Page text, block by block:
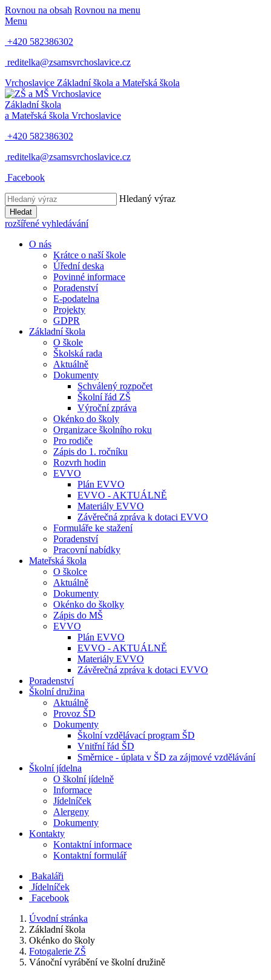
Rovnou na obsah Rovnou na menu
Menu
+420 582386302
reditelka@zsamsvrchoslavice.cz
Vrchoslavice Základní škola a Mateřská škola
Základní škola
a Mateřská škola Vrchoslavice
+420 582386302
reditelka@zsamsvrchoslavice.cz
Facebook
Hledaný výraz
Hledat
rozšířené vyhledávání
O nás
Krátce o naší škole
Úřední deska
Povinné informace
Poradenství
E-podatelna
Projekty
GDPR
Základní škola
O škole
Školská rada
Aktuálně
Dokumenty
Schválený rozpočet
Školní řád ZŠ
Výroční zpráva
Okénko do školy
Organizace školního roku
Pro rodiče
Zápis do 1. ročníku
Rozvrh hodin
EVVO
Plán EVVO
EVVO - AKTUÁLNĚ
Materiály EVVO
Závěrečná zpráva k dotaci EVVO
Formuláře ke stažení
Poradenství
Pracovní nabídky
Mateřská škola
O školce
Aktuálně
Dokumenty
Okénko do školky
Zápis do MŠ
EVVO
Plán EVVO
EVVO - AKTUÁLNĚ
Materiály EVVO
Závěrečná zpráva k dotaci EVVO
Poradenství
Školní družina
Aktuálně
Provoz ŠD
Dokumenty
Školní vzdělávací program ŠD
Vnitřní řád ŠD
Směrnice - úplata v ŠD za zájmové vzdělávání
Školní jídelna
O školní jídelně
Informace
Jídelníček
Alergeny
Dokumenty
Kontakty
Kontaktní informace
Kontaktní formulář
Bakaláři
Jídelníček
Facebook
Úvodní stránka
Základní škola
Okénko do školy
Fotogalerie ZŠ
Vánoční vyrábění ve školní družině